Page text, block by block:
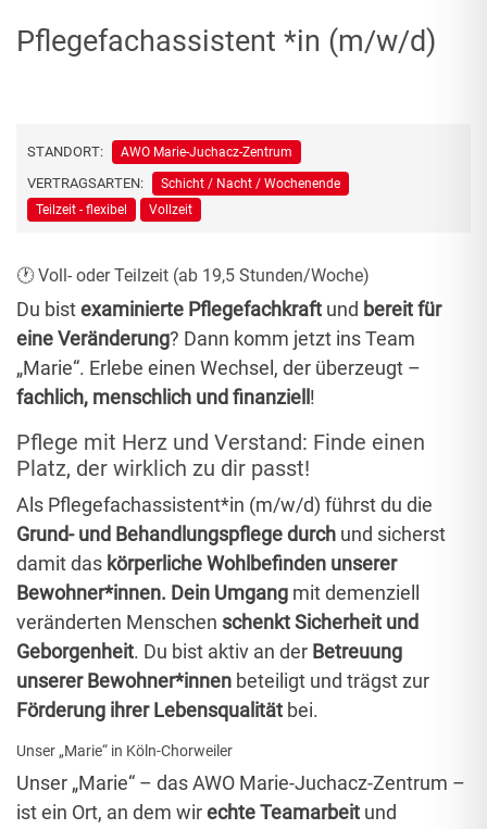
Pflegefachassistent *in (m/w/d)
STANDORT: AWO Marie-Juchacz-Zentrum
VERTRAGSARTEN:
Schicht / Nacht / Wochenende
Teilzeit - flexibel
Vollzeit
🕐 Voll- oder Teilzeit (ab 19,5 Stunden/Woche)
Du bistexaminierte Pflegefachkraft und bereit für
eine Veränderung? Dann komm jetzt ins Team
„Marie“. Erlebe einen Wechsel, der überzeugt –
fachlich, menschlich und finanziell !
Pflege mit Herz und Verstand: Finde einen
Platz, der wirklich zu dir passt!
Als Pflegefachassistent*in (m/w/d) führst du die
Grund- und Behandlungspflege durch und sicherst
damit das körperliche Wohlbefinden unserer
Bewohner*innen. Dein Umgang mit demenziell
veränderten Menschen schenkt Sicherheit und
Geborgenheit. Du bist aktiv an der Betreuung
unserer Bewohner*innen beteiligt und trägst zur
Förderung ihrer Lebensqualität bei.
Unser „Marie“ in Köln-Chorweiler
Unser „Marie“ – das AWO Marie-Juchacz-Zentrum –
ist ein Ort, an dem wirechte Teamarbeit und